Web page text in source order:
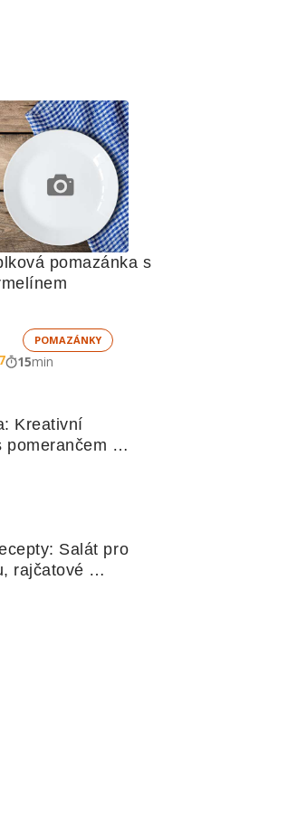
pomazánka s
POMAZÁNKY
15min
Kreativní
pomerančem a
Salát pro
rajčatové
perníčky,
Eskymo